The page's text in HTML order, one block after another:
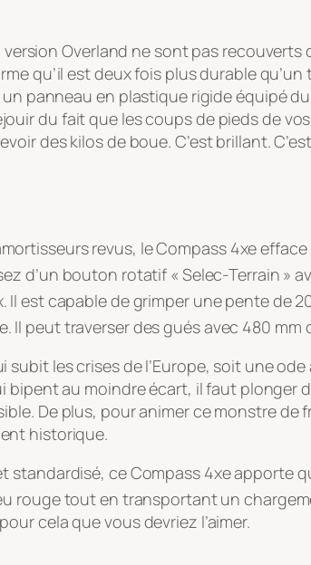
Overland ne sont pas
qu’il est deux fois plus durable
panneau en plastique rigide équipé
du fait que les coups de pieds de
des kilos de boue. C’est brillant.
revus, le Compass 4xe
d’un bouton rotatif « Selec-Terrain »
. Il est capable de grimper une pente de
. Il peut traverser des gués avec 480 mm
les crises de l’Europe, soit une
au moindre écart, il faut plonger
De plus, pour animer ce monstre
historique.
ce Compass 4xe apporte
rouge tout en transportant un
cela que vous devriez l’aimer.